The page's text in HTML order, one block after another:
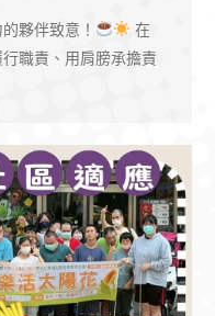
夥伴致意！
在
職責、用肩膀承擔責